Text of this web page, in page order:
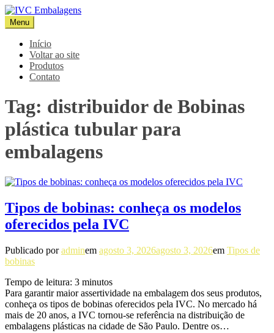
Pular
para
o
conteúdo
IVC Embalagens
Blog IVC
Menu
Início
Voltar ao site
Produtos
Contato
Tag: distribuidor de Bobinas
plástica tubular para
embalagens
Tipos de bobinas: conheça os modelos
oferecidos pela IVC
Publicado poradminem agosto 3, 2026agosto 3, 2026em Tipos de
bobinas
Tempo de leitura: 3 minutos
Para garantir maior assertividade na embalagem dos seus produtos,
conheça os tipos de bobinas oferecidos pela IVC. No mercado há
mais de 20 anos, a IVC tornou-se referência na distribuição de
embalagens plásticas na cidade de São Paulo. Dentre os…